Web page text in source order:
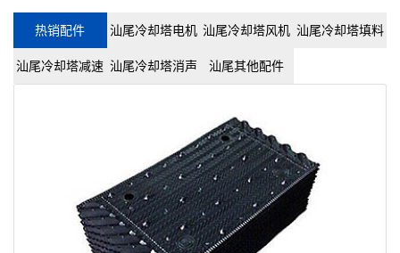
热销配件 汕尾冷却塔电机 汕尾冷却塔风机 汕尾冷却塔填料
汕尾冷却塔减速 汕尾冷却塔消声 汕尾其他配件